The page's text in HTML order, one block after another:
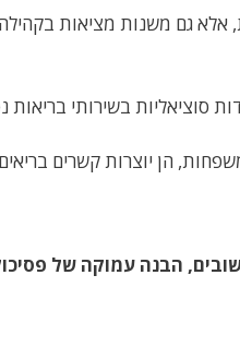
אלא גם משנות מציאות
סוציאליות בשירותי בריאות
הן יוצרות קשרים
הבנה עמוקה של